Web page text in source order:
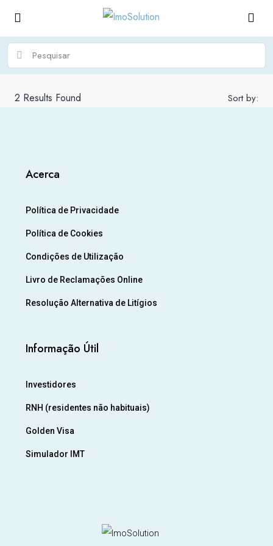
2 Results Found Sort by:
Acerca
Política de Privacidade
Política de Cookies
Condições de Utilização
Livro de Reclamações Online
Resolução Alternativa de Litígios
Informação Útil
Investidores
RNH (residentes não habituais)
Golden Visa
Simulador IMT